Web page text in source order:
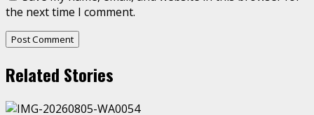
the next time I comment.
Related Stories